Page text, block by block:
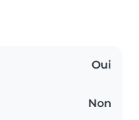
Oui
Non